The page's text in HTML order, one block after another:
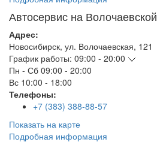
Автосервис на Волочаевской
Адрес:
Новосибирск, ул. Волочаевская, 121
График работы: 09:00 - 20:00
Пн - Сб 09:00 - 20:00
Вс 10:00 - 18:00
Телефоны:
+7 (383) 388-88-57
Показать на карте
Подробная информация